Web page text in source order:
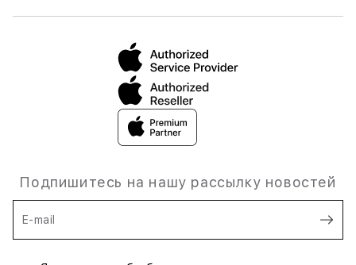
Подпишитесь на нашу рассылку новостей
E-mail